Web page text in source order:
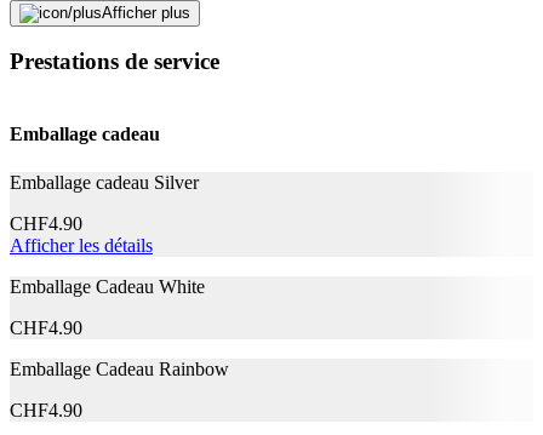
Consistance Solide
Informations complémentaires
Ingrédients
DIMETHICONE TRIMETHYLSILOXYSILICATE
ACRYLATE/DIMETHICONE METHACRYLATE
MICROCRISTALLINA / MICROCRYSTALLINE
Afficher plus
Prestations de service
Emballage cadeau
Emballage cadeau Silver
CHF4.90
Afficher les détails
Emballage Cadeau White
CHF4.90
Emballage Cadeau Rainbow
CHF4.90